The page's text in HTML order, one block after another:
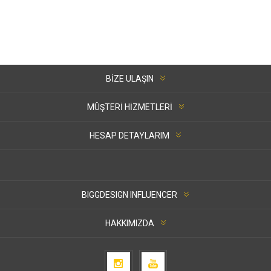
BIZE ULAŞIN
MÜŞTERI HIZMETLERI
HESAP DETAYLARIM
BIGGDESIGN INFLUENCER
HAKKIMIZDA